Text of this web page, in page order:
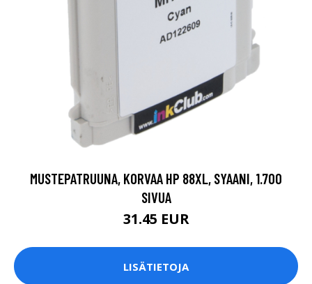
MUSTEPATRUUNA, KORVAA HP 88XL, SYAANI, 1.700
SIVUA
31.45 EUR
LISÄTIETOJA